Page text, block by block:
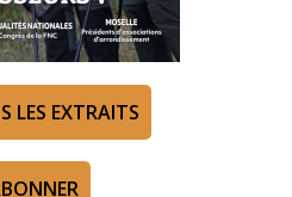
LES EXTRAITS